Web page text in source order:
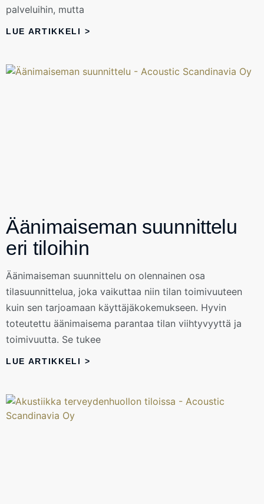
palveluihin, mutta
LUE ARTIKKELI >
Äänimaiseman suunnittelu
eri tiloihin
Äänimaiseman suunnittelu on olennainen osa
tilasuunnittelua, joka vaikuttaa niin tilan toimivuuteen
kuin sen tarjoamaan käyttäjäkokemukseen. Hyvin
toteutettu äänimaisema parantaa tilan viihtyvyyttä ja
toimivuutta. Se tukee
LUE ARTIKKELI >